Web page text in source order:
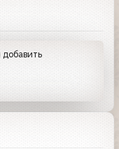
добавить